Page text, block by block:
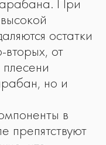
остатки
от
но и
в
препятствуют